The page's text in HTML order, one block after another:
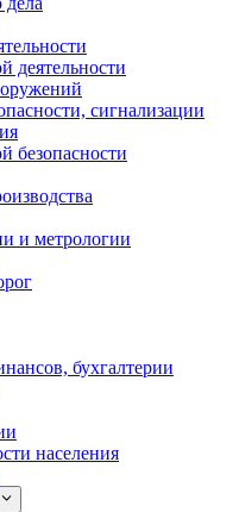
деятельности
сигнализации
безопасности
и метрологии
бухгалтерии
населения